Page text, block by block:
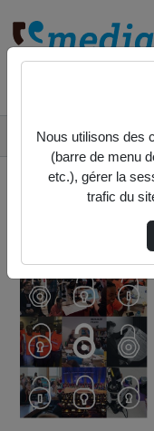
Webinaire Partage
Nous utilisons des
(barre de menu
etc.), gérer la
trafic du